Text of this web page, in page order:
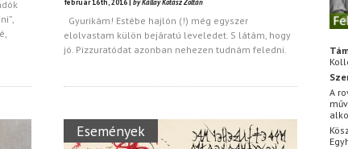
február 16th, 2016 | by Kállay Kotász Zoltán
Gyurikám! Estébe hajlón (!) még egyszer
elolvastam külön bejáratú leveledet. S látám, hogy
jó. Pizzuratódat azonban nehezen tudnám feledni.
Események
A